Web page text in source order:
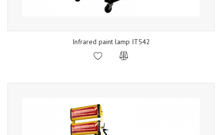
Infrared paint lamp IT542